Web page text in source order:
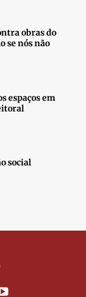
obras do
se nós não
espaços em
social